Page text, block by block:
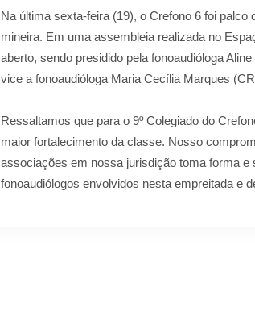
Na última sexta-feira (19), o Crefono 6 foi
mineira. Em uma assembleia realizada no
aberto, sendo presidido pela fonoaudióloga
vice a fonoaudióloga Maria Cecília Marques
Ressaltamos que para o 9º Colegiado do
maior fortalecimento da classe. Nosso
associações em nossa jurisdição toma forma e
fonoaudiólogos envolvidos nesta empreitada e